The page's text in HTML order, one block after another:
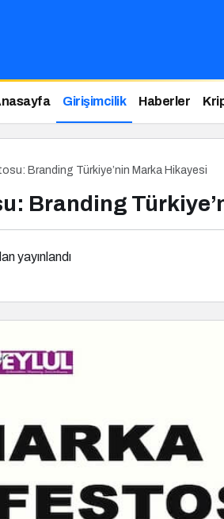
Girişimcilik Haberler
Branding Türkiye’nin Marka Hikayesi
Branding
yayınlandı